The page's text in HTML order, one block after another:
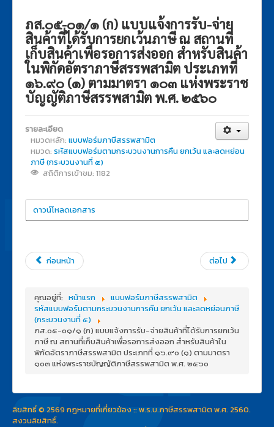
ภส.๐๕-๐๑/๑ (ก) แบบแจ้งการรับ-จ่าย
สินค้าที่ได้รับการยกเว้นภาษี ณ สถานที่
เก็บสินค้าเพื่อรอการส่งออก สำหรับสินค้า
ในพิกัดอัตราภาษีสรรพสามิต ประเภทที่
๑๖.๙๐ (๑) ตามมาตรา ๑๐๓ แห่งพระราช
บัญญัติภาษีสรรพสามิต พ.ศ. ๒๕๖๐
รายละเอียด
หมวดหลัก: แบบฟอร์มภาษีสรรพสามิต
หมวด: รหัสแบบฟอร์มตามกระบวนงานการคืน ยกเว้น และลดหย่อน
ภาษี (กระบวนงานที่ ๕)
สถิติการเข้าชม: 1182
ดาวน์โหลดเอกสาร
ก่อนหน้า ต่อไป
คุณอยู่ที่: หน้าแรก
แบบฟอร์มภาษีสรรพสามิต
รหัสแบบฟอร์มตามกระบวนงานการคืน ยกเว้น และลดหย่อนภาษี
(กระบวนงานที่ ๕)
ภส.๐๕-๐๑/๑ (ก) แบบแจ้งการรับ-จ่ายสินค้าที่ได้รับการยกเว้น
ภาษี ณ สถานที่เก็บสินค้าเพื่อรอการส่งออก สำหรับสินค้าใน
พิกัดอัตราภาษีสรรพสามิต ประเภทที่ ๑๖.๙๐ (๑) ตามมาตรา
๑๐๓ แห่งพระราชบัญญัติภาษีสรรพสามิต พ.ศ. ๒๕๖๐
ลิขสิทธิ์ © 2569 กฎหมายที่เกี่ยวข้อง :: พ.ร.บ.ภาษีสรรพสามิต พ.ศ. 2560.
สงวนลิขสิทธิ์.